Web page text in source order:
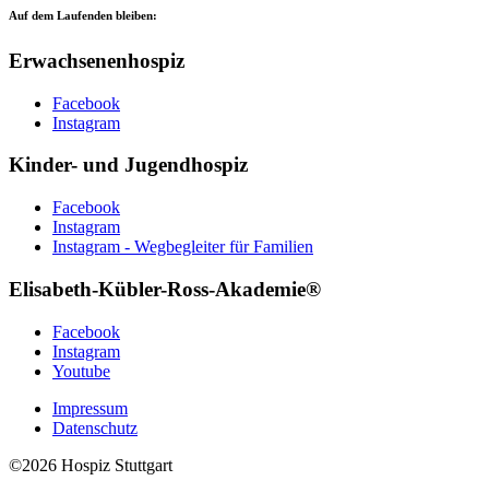
Auf dem Laufenden bleiben:
Erwachsenenhospiz
Facebook
Instagram
Kinder- und Jugendhospiz
Facebook
Instagram
Instagram - Wegbegleiter für Familien
Elisabeth-Kübler-Ross-Akademie®
Facebook
Instagram
Youtube
Impressum
Datenschutz
©2026 Hospiz Stuttgart